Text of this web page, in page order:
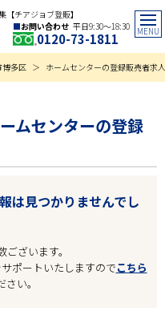
チアジョブ登販】
お問い合わせ 平日9:30〜18:30
0120-73-1811
博多区 ホームセンターの登録販売者求人
ムセンターの登録
は見つかりませんでし
ざいます。
ポートいたしますのでこちら
い。